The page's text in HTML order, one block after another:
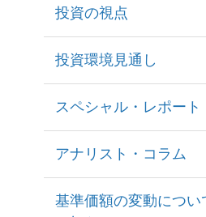
投資の視点
投資環境見通し
スペシャル・レポート
アナリスト・コラム
基準価額の変動につい